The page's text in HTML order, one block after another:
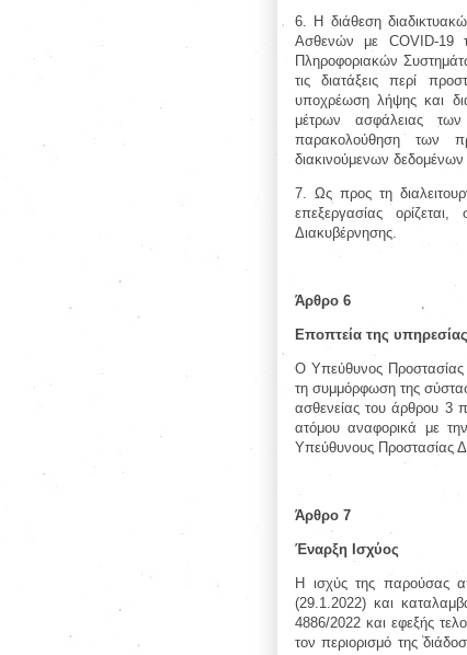
6. Η διάθεση
Ασθενών με COVID-19
Πληροφοριακών
τις διατάξεις περί
υποχρέωση λήψης και
μέτρων ασφάλειας
παρακολούθηση των
διακινούμενων
7. Ως προς τη
επεξεργασίας
Διακυβέρνησης.
Άρθρο 6
Εποπτεία της
Ο Υπεύθυνος
τη συμμόρφωση της
ασθενείας του άρθρου 3
ατόμου αναφορικά με
Υπεύθυνους Προστασίας
Άρθρο 7
Έναρξη Ισχύος
Η ισχύς της παρούσας
(29.1.2022) και
4886/2022 και εφεξής
τον περιορισμό της